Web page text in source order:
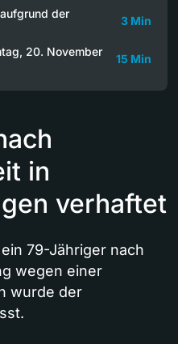
der
3 Min
20. November
15 Min
in
verhaftet
79-Jähriger nach
wegen einer
wurde der